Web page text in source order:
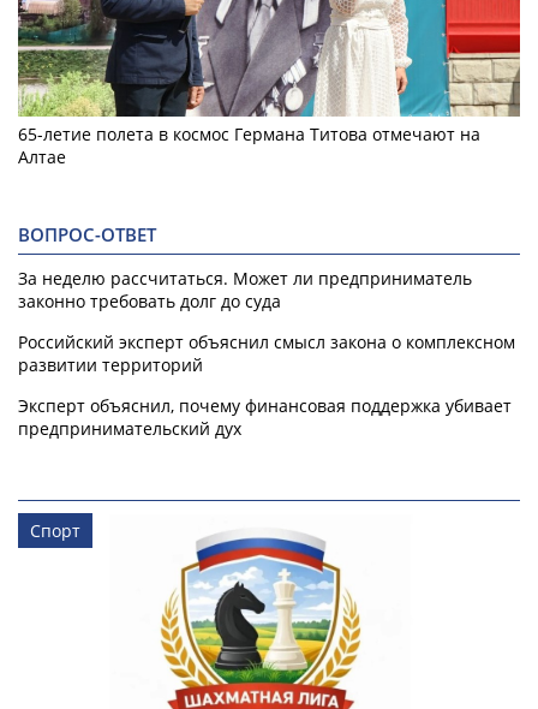
65-летие полета в космос Германа Титова отмечают на
Алтае
ВОПРОС-ОТВЕТ
За неделю рассчитаться. Может ли предприниматель
законно требовать долг до суда
Российский эксперт объяснил смысл закона о комплексном
развитии территорий
Эксперт объяснил, почему финансовая поддержка убивает
предпринимательский дух
Спорт